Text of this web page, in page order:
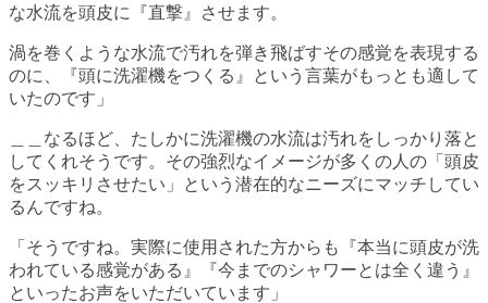
な水流を頭皮に『直撃』させます。
渦を巻くような水流で汚れを弾き飛ばすその感覚を表現する
のに、『頭に洗濯機をつくる』という言葉がもっとも適して
いたのです」
＿＿なるほど、たしかに洗濯機の水流は汚れをしっかり落と
してくれそうです。その強烈なイメージが多くの人の「頭皮
をスッキリさせたい」という潜在的なニーズにマッチしてい
るんですね。
「そうですね。実際に使用された方からも『本当に頭皮が洗
われている感覚がある』『今までのシャワーとは全く違う』
といったお声をいただいています」